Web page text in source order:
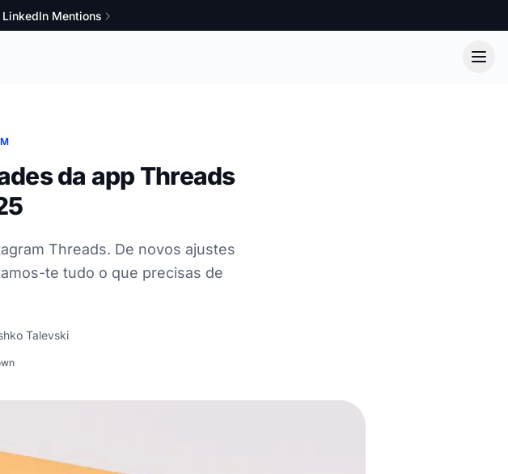
Mentions
da app Threads
Threads. De novos ajustes
te tudo o que precisas de
Talevski